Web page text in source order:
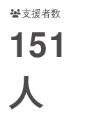
支援者数
151
人